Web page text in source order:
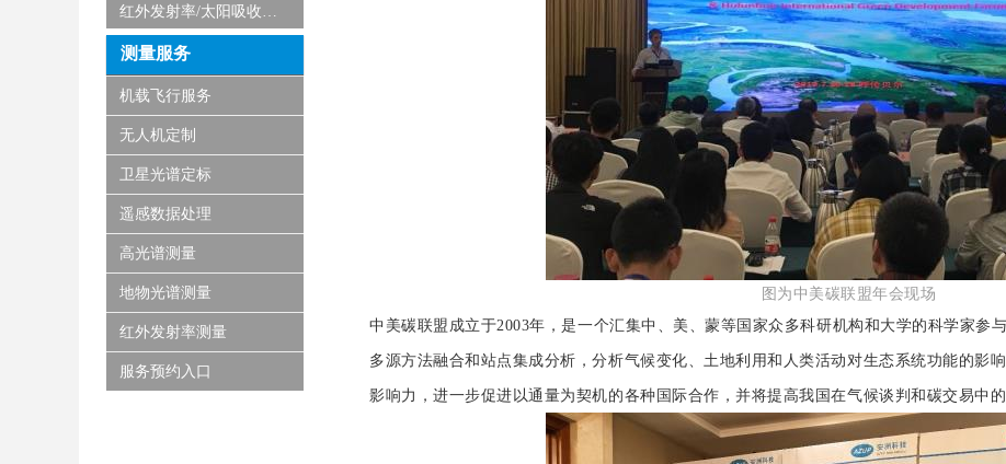
图为 中美碳联盟年会现场
中美碳联盟成立于2003年，是一个汇集中、美、蒙等国家众多科研机构和大学的科学家参
多源方法融合和站点集成分析，分析气候变化、土地利用和人类活动对生态系统功能的影
影响力，进一步促进以通量为契机的各种国际合作，并将提高我国在气候谈判和碳交易中的
红外发射率/太阳吸收比测量仪
机载飞行服务
无人机定制
卫星光谱定标
遥感数据处理
高光谱测量
地物光谱测量
红外发射率测量
服务预约入口
测量服务